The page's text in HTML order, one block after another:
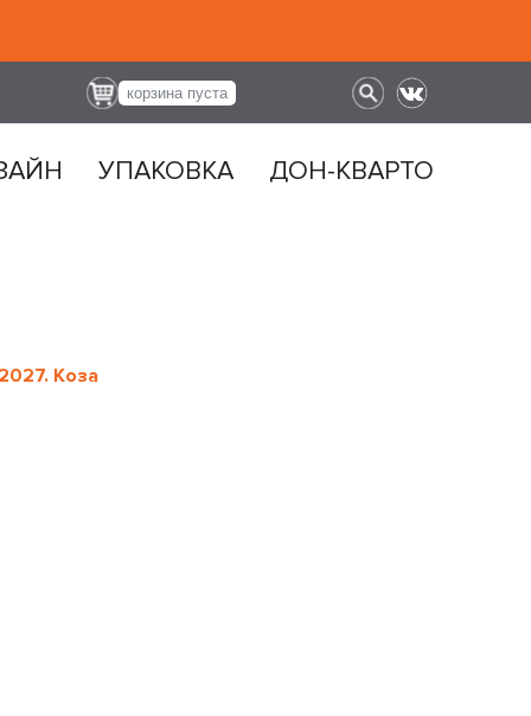
корзина пуста
УПАКОВКА ДОН-КВАРТО
Коза